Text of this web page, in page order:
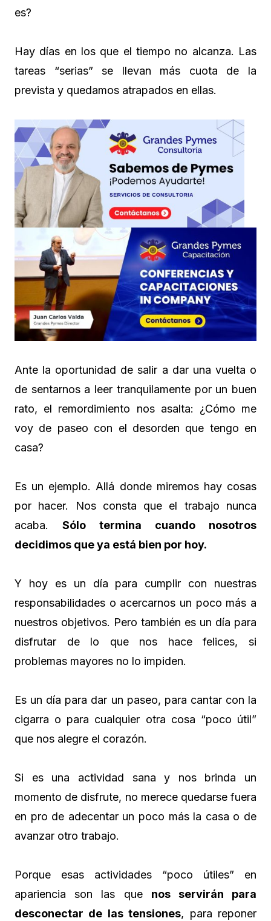
es?
Hay días en los que el tiempo no alcanza. Las
tareas “serias” se llevan más cuota de la
prevista y quedamos atrapados en ellas.
Ante la oportunidad de salir a dar una vuelta o
de sentarnos a leer tranquilamente por un buen
rato, el remordimiento nos asalta: ¿Cómo me
voy de paseo con el desorden que tengo en
casa?
Es un ejemplo. Allá donde miremos hay cosas
por hacer. Nos consta que el trabajo nunca
acaba. Sólo termina cuando nosotros
decidimos que ya está bien por hoy.
Y hoy es un día para cumplir con nuestras
responsabilidades o acercarnos un poco más a
nuestros objetivos. Pero también es un día para
disfrutar de lo que nos hace felices, si
problemas mayores no lo impiden.
Es un día para dar un paseo, para cantar con la
cigarra o para cualquier otra cosa “poco útil”
que nos alegre el corazón.
Si es una actividad sana y nos brinda un
momento de disfrute, no merece quedarse fuera
en pro de adecentar un poco más la casa o de
avanzar otro trabajo.
Porque esas actividades “poco útiles” en
apariencia son las que nos servirán para
desconectar de las tensiones, para reponer